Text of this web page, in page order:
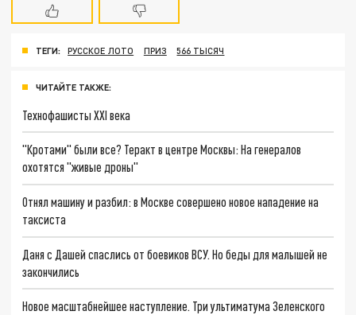
ТЕГИ: РУССКОЕ ЛОТО ПРИЗ 566 ТЫСЯЧ
ЧИТАЙТЕ ТАКЖЕ:
Технофашисты XXI века
"Кротами" были все? Теракт в центре Москвы: На генералов
охотятся "живые дроны"
Отнял машину и разбил: в Москве совершено новое нападение на
таксиста
Даня с Дашей спаслись от боевиков ВСУ. Но беды для малышей не
закончились
Новое масштабнейшее наступление. Три ультиматума Зеленского